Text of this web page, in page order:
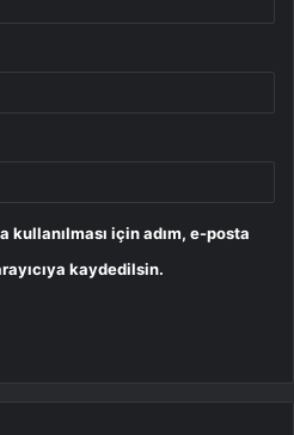
kullanılması için adım, e-posta
kaydedilsin.